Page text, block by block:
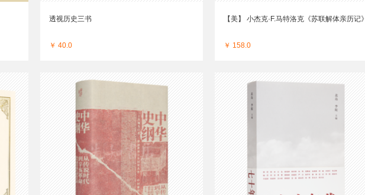
透视历史三书
￥ 40.0
【美】 小杰克·F.马特洛克《苏联解体亲历记》
￥ 158.0